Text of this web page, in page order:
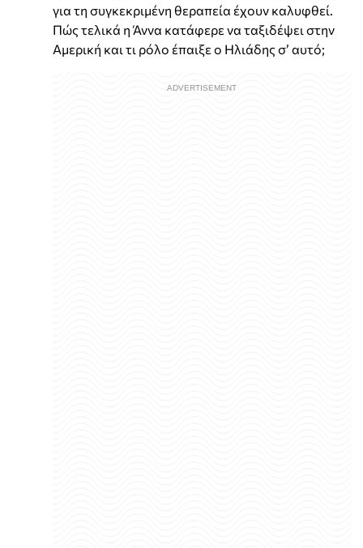
για τη συγκεκριμένη θεραπεία έχουν καλυφθεί.
Πώς τελικά η Άννα κατάφερε να ταξιδέψει στην
Αμερική και τι ρόλο έπαιξε ο Ηλιάδης σ’ αυτό;